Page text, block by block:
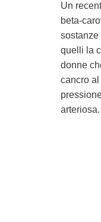
Un
beta-
sostanze
quelli la
donne
cancro